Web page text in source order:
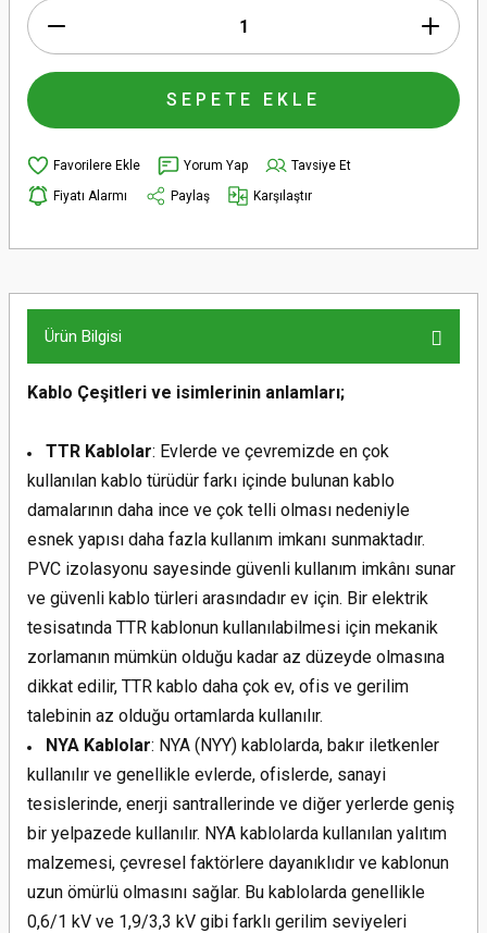
SEPETE EKLE
Yorum Yap
Tavsiye Et
Fiyatı Alarmı
Paylaş Karşılaştır
Ürün Bilgisi
Kablo Çeşitleri ve isimlerinin anlamları;
TTR Kablolar: Evlerde ve çevremizde en çok
kullanılan kablo türüdür farkı içinde bulunan kablo
damalarının daha ince ve çok telli olması nedeniyle
esnek yapısı daha fazla kullanım imkanı sunmaktadır.
PVC izolasyonu sayesinde güvenli kullanım imkânı sunar
ve güvenli kablo türleri arasındadır ev için. Bir elektrik
tesisatında TTR kablonun kullanılabilmesi için mekanik
zorlamanın mümkün olduğu kadar az düzeyde olmasına
dikkat edilir, TTR kablo daha çok ev, ofis ve gerilim
talebinin az olduğu ortamlarda kullanılır.
NYA Kablolar: NYA (NYY) kablolarda, bakır iletkenler
kullanılır ve genellikle evlerde, ofislerde, sanayi
tesislerinde, enerji santrallerinde ve diğer yerlerde geniş
bir yelpazede kullanılır. NYA kablolarda kullanılan yalıtım
malzemesi, çevresel faktörlere dayanıklıdır ve kablonun
uzun ömürlü olmasını sağlar. Bu kablolarda genellikle
0,6/1 kV ve 1,9/3,3 kV gibi farklı gerilim seviyeleri